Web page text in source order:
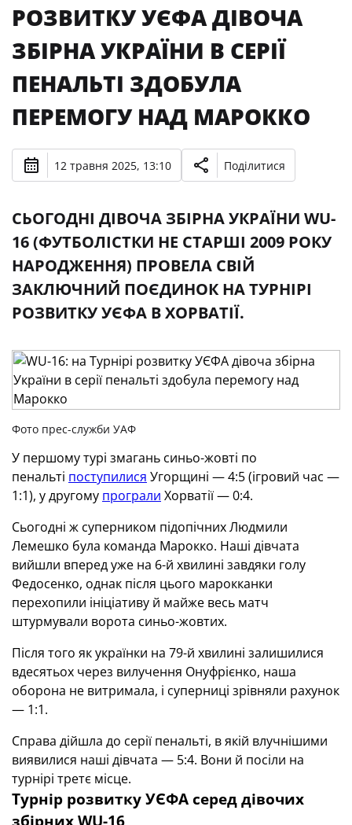
РОЗВИТКУ УЄФА ДІВОЧА
ЗБІРНА УКРАЇНИ В СЕРІЇ
ПЕНАЛЬТІ ЗДОБУЛА
ПЕРЕМОГУ НАД МАРОККО
12 травня 2025, 13:10 Поділитися
СЬОГОДНІ ДІВОЧА ЗБІРНА УКРАЇНИ WU-
16 (ФУТБОЛІСТКИ НЕ СТАРШІ 2009 РОКУ
НАРОДЖЕННЯ) ПРОВЕЛА СВІЙ
ЗАКЛЮЧНИЙ ПОЄДИНОК НА ТУРНІРІ
РОЗВИТКУ УЄФА В ХОРВАТІЇ.
Фото прес-служби УАФ
У першому турі змагань синьо-жовті по
пенальті поступилися Угорщині — 4:5 (ігровий час —
1:1), у другому програли Хорватії — 0:4.
Сьогодні ж суперником підопічних Людмили
Лемешко була команда Марокко. Наші дівчата
вийшли вперед уже на 6-й хвилині завдяки голу
Федосенко, однак після цього марокканки
перехопили ініціативу й майже весь матч
штурмували ворота синьо-жовтих.
Після того як українки на 79-й хвилині залишилися
вдесятьох через вилучення Онуфрієнко, наша
оборона не витримала, і суперниці зрівняли рахунок
— 1:1.
Справа дійшла до серії пенальті, в якій влучнішими
виявилися наші дівчата — 5:4. Вони й посіли на
турнірі третє місце.
Турнір розвитку УЄФА cеред дівочих
збірних WU-16